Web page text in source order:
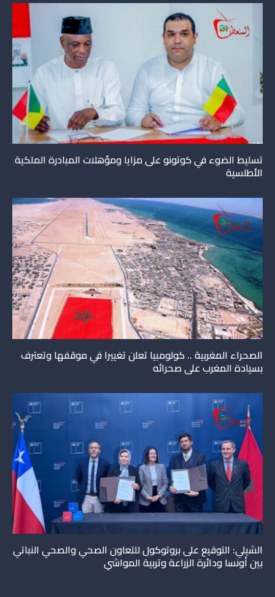
تسليط الضوء في كوتونو على مزايا ومؤهلات المبادرة الملكية
الأطلسية
الصحراء المغربية .. كولومبيا تعلن تغييرا في موقفها وتعترف
بسيادة المغرب على صحرائه
الشيلي: التوقيع على بروتوكول للتعاون الصحي والصحي النباتي
بين أونسا ودائرة الزراعة وتربية المواشي